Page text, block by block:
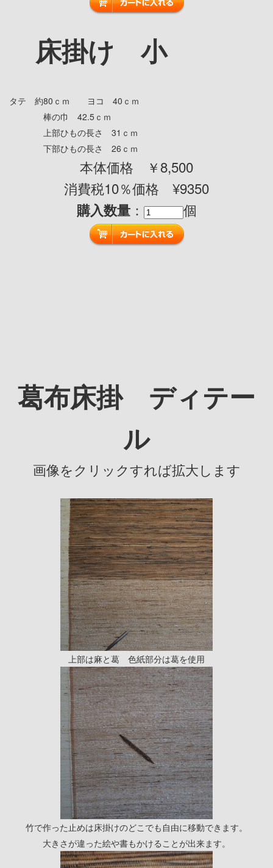
床掛け 小
タテ 約80ｃｍ ヨコ 40ｃｍ
棒の巾 42.5ｃｍ
上部ひもの長さ 31ｃｍ
下部ひもの長さ 26ｃｍ
本体価格 ￥8,500
消費税10％価格 ¥9350
購入数量： 個
葛布床掛 ディテー
ル
画像をクリックすれば拡大します
上部は麻と葛 色紙部分は葛を使用
竹で作った止めは床掛けのどこでも自由に移動できます。
大きさが違った絵や書もかけることが出来ます。